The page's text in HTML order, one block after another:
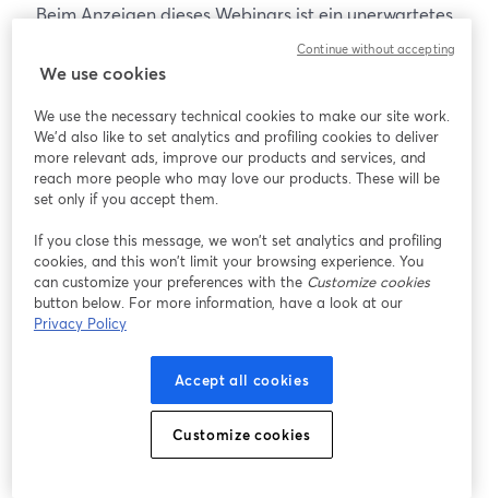
Beim Anzeigen dieses Webinars ist ein unerwartetes
Problem aufgetreten. Bitte versuchen Sie, die Seite
Gibt es Probleme?
wird in einem neuen Tab geöffnet
We use cookies
We use the necessary technical cookies to make our site work.
We'd also like to set analytics and profiling cookies to deliver
more relevant ads, improve our products and services, and
reach more people who may love our products. These will be
set only if you accept them.
If you close this message, we won’t set analytics and profiling
cookies, and this won’t limit your browsing experience. You
can customize your preferences with the Customize cookies
button below. For more information, have a look at our
Privacy Policy
Accept all cookies
Customize cookies
Continue without accepting